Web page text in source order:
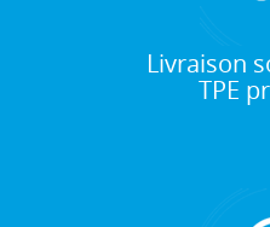
Livraison
TPE